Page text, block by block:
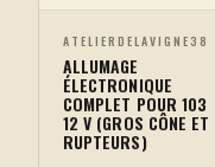
ATELIERDELAVIGNE38
ALLUMAGE
ÉLECTRONIQUE
COMPLET POUR 103
12 V (GROS CÔNE ET
RUPTEURS)